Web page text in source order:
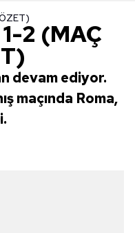
2 (MAÇ
devam ediyor.
maçında Roma,